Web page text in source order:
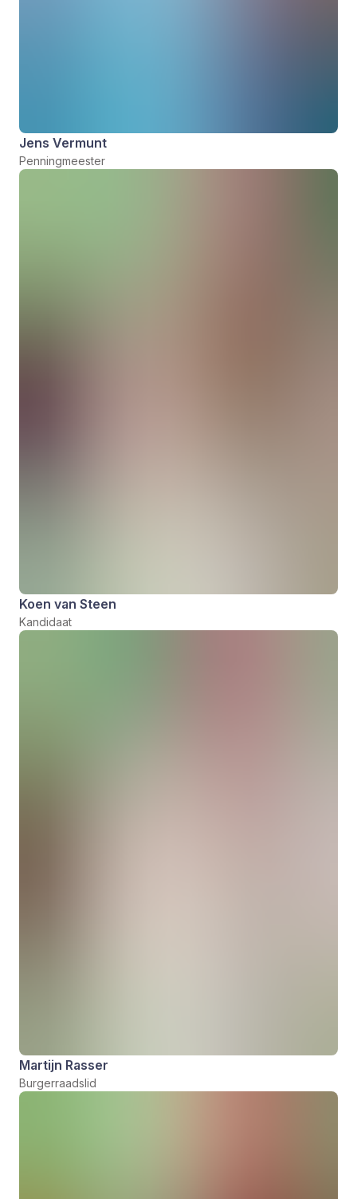
Jens Vermunt
Penningmeester
Koen van Steen
Kandidaat
Martijn Rasser
Burgerraadslid